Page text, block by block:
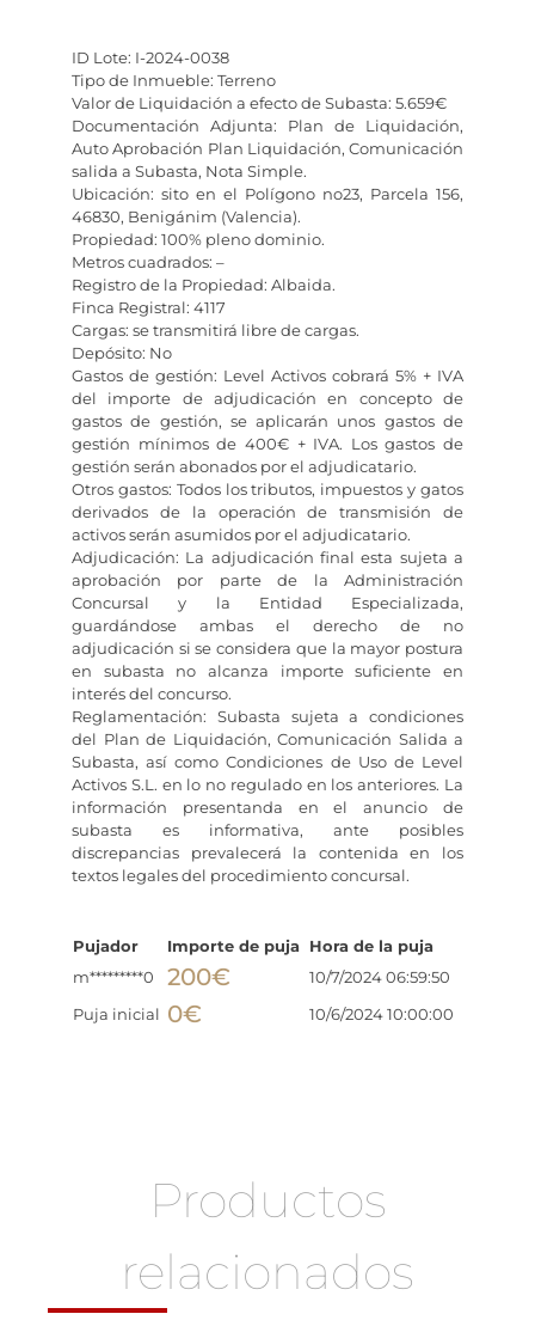
ID Lote: I-2024-0038
Tipo de Inmueble: Terreno
Valor de Liquidación a efecto de Subasta: 5.659€
Documentación Adjunta: Plan de Liquidación,
Auto Aprobación Plan Liquidación, Comunicación
salida a Subasta, Nota Simple.
Ubicación: sito en el Polígono no23, Parcela 156,
46830, Benigánim (Valencia).
Propiedad: 100% pleno dominio.
Metros cuadrados: –
Registro de la Propiedad: Albaida.
Finca Registral: 4117
Cargas: se transmitirá libre de cargas.
Depósito: No
Gastos de gestión: Level Activos cobrará 5% + IVA
del importe de adjudicación en concepto de
gastos de gestión, se aplicarán unos gastos de
gestión mínimos de 400€ + IVA. Los gastos de
gestión serán abonados por el adjudicatario.
Otros gastos: Todos los tributos, impuestos y gatos
derivados de la operación de transmisión de
activos serán asumidos por el adjudicatario.
Adjudicación: La adjudicación final esta sujeta a
aprobación por parte de la Administración
Concursal y la Entidad Especializada,
guardándose ambas el derecho de no
adjudicación si se considera que la mayor postura
en subasta no alcanza importe suficiente en
interés del concurso.
Reglamentación: Subasta sujeta a condiciones
del Plan de Liquidación, Comunicación Salida a
Subasta, así como Condiciones de Uso de Level
Activos S.L. en lo no regulado en los anteriores. La
información presentanda en el anuncio de
subasta es informativa, ante posibles
discrepancias prevalecerá la contenida en los
textos legales del procedimiento concursal.
Pujador Importe de puja Hora de la puja
m*********0
200€
10/7/2024 06:59:50
Puja inicial 0€ 10/6/2024 10:00:00
Productos
relacionados